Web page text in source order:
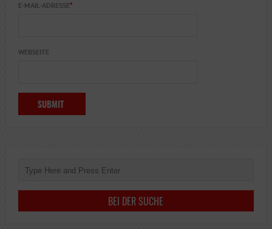
E-MAIL-ADRESSE*
WEBSEITE